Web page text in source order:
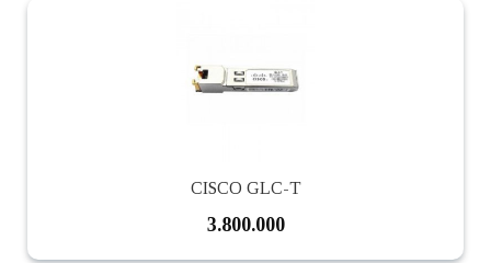
CISCO GLC-T
3.800.000